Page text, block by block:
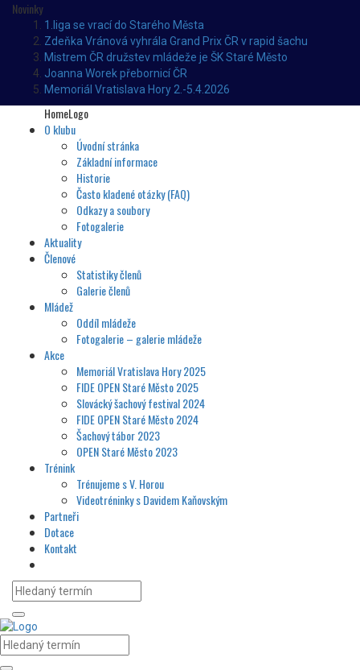
Novinky
1.liga se vrací do Starého Města
Zdeňka Vránová vyhrála Grand Prix ČR v rapid šachu
Mistrem ČR družstev mládeže je ŠK Staré Město
Joanna Worek přebornicí ČR
Memoriál Vratislava Hory 2.-5.4.2026
HomeLogo
O klubu
Úvodní stránka
Základní informace
Historie
Často kladené otázky (FAQ)
Odkazy a soubory
Fotogalerie
Aktuality
Členové
Statistiky členů
Galerie členů
Mládež
Oddíl mládeže
Fotogalerie – galerie mládeže
Akce
Memoriál Vratislava Hory 2025
FIDE OPEN Staré Město 2025
Slovácký šachový festival 2024
FIDE OPEN Staré Město 2024
Šachový tábor 2023
OPEN Staré Město 2023
Trénink
Trénujeme s V. Horou
Videotréninky s Davidem Kaňovským
Partneři
Dotace
Kontakt